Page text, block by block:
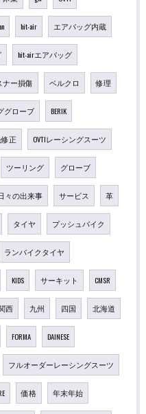
hit-air エアバッグ内蔵
hit-airエアバッグ
ナー損傷 ベルクロ 修理
グローブ BERIK
正 OVTIレーシングスーツ
ツーリング グローブ
々の出来事 サービス 革
タイヤ プッシュバイク
ランバイクタイヤ
KIDS サーキット CMSR
西 九州 四国 北海道
FORMA DAINESE
フルオーダーレーシングスーツ
価格 年末年始